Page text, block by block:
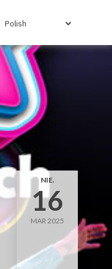
NIE.
16
MAR 2025